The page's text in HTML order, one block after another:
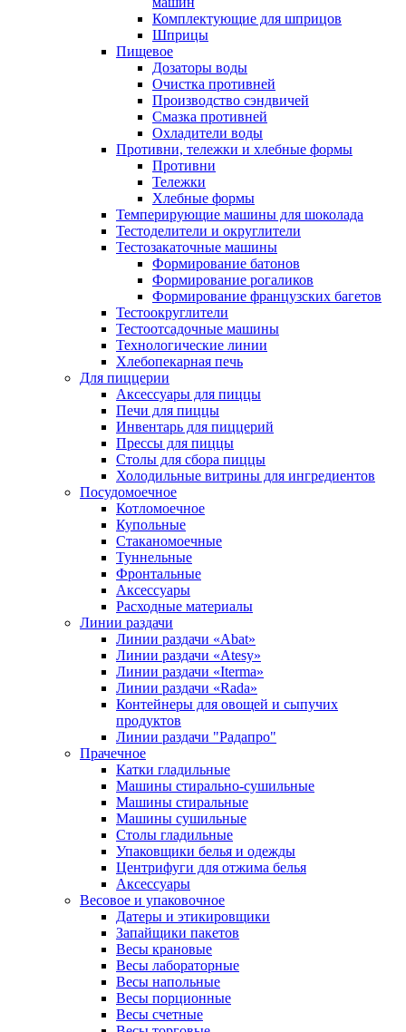
Комплектующие для шприцов
Шприцы
Пищевое
Дозаторы воды
Очистка противней
Производство сэндвичей
Смазка противней
Охладители воды
Противни, тележки и хлебные формы
Противни
Тележки
Хлебные формы
Темперирующие машины для шоколада
Тестоделители и округлители
Тестозакаточные машины
Формирование батонов
Формирование рогаликов
Формирование французских багетов
Тестоокруглители
Тестоотсадочные машины
Технологические линии
Хлебопекарная печь
Для пиццерии
Аксессуары для пиццы
Печи для пиццы
Инвентарь для пиццерий
Прессы для пиццы
Столы для сбора пиццы
Холодильные витрины для ингредиентов
Посудомоечное
Котломоечное
Купольные
Стаканомоечные
Туннельные
Фронтальные
Аксессуары
Расходные материалы
Линии раздачи
Линии раздачи «Abat»
Линии раздачи «Atesy»
Линии раздачи «Iterma»
Линии раздачи «Rada»
Контейнеры для овощей и сыпучих
продуктов
Линии раздачи "Радапро"
Прачечное
Катки гладильные
Машины стирально-сушильные
Машины стиральные
Машины сушильные
Столы гладильные
Упаковщики белья и одежды
Центрифуги для отжима белья
Аксессуары
Весовое и упаковочное
Датеры и этикировщики
Запайщики пакетов
Весы крановые
Весы лабораторные
Весы напольные
Весы порционные
Весы счетные